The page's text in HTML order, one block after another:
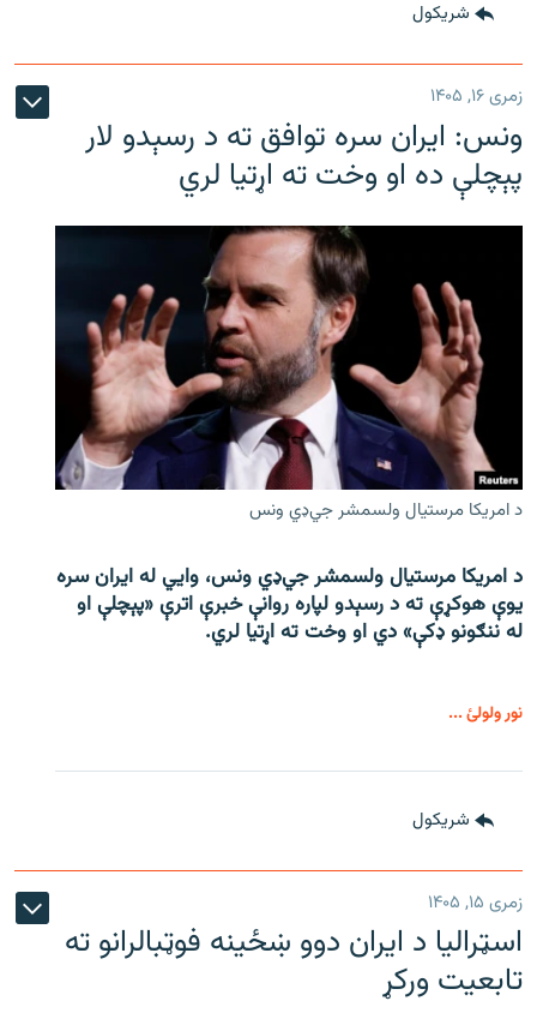
شريکول
زمری ۱۶, ۱۴۰۵
ونس: ایران سره توافق ته د رسېدو لار
پېچلې ده او وخت ته اړتیا لري
د امریکا مرستیال ولسمشر جي‌ډي ونس
د امریکا مرستیال ولسمشر جي‌ډي ونس، وايي له ایران سره
یوې هوکړې ته د رسېدو لپاره روانې خبرې اترې «پېچلې او
له ننګونو ډکې» دي او وخت ته اړتیا لري.
نور ولولئ ...
شريکول
زمری ۱۵, ۱۴۰۵
اسټرالیا د ایران دوو ښځینه فوټبالرانو ته
تابعیت ورکړ